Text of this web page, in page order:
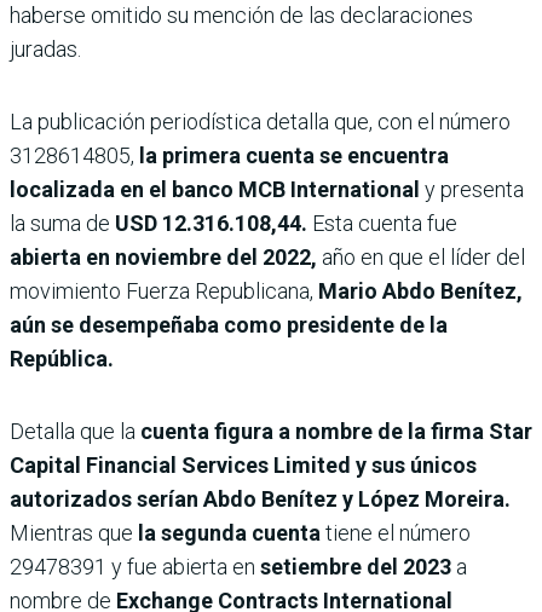
haberse omitido su mención de las declaraciones
juradas.
La publicación periodística detalla que, con el número
3128614805, la primera cuenta se encuentra
localizada en el banco MCB International y presenta
la suma de USD 12.316.108,44. Esta cuenta fue
abierta en noviembre del 2022, año en que el líder del
movimiento Fuerza Republicana, Mario Abdo Benítez,
aún se desempeñaba como presidente de la
República.
Detalla que la cuenta figura a nombre de la firma Star
Capital Financial Services Limited y sus únicos
autorizados serían Abdo Benítez y López Moreira.
Mientras que la segunda cuenta tiene el número
29478391 y fue abierta en setiembre del 2023 a
nombre de Exchange Contracts International